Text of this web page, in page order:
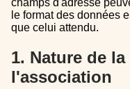
champs d'adresse
le format des données
que celui attendu.
1. Nature de la modification de
l'association